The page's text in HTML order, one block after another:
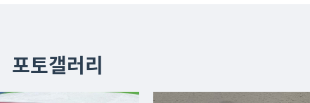
포토갤러리